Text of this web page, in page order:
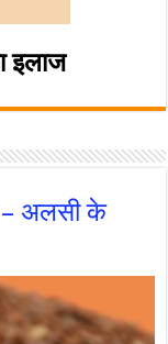
इलाज
अलसी के